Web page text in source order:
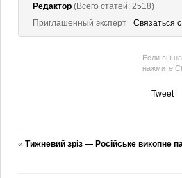
Редактор (Всего статей: 2518)
Приглашенный эксперт
Связаться
Если вы
нажмите
Tweet
« Тижневий зріз — Російське викопне